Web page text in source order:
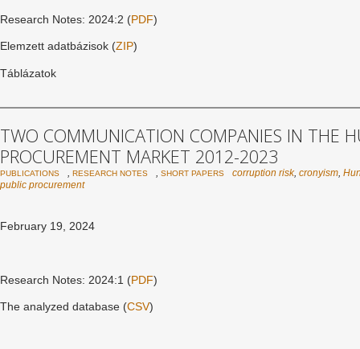
Research Notes: 2024:2 (PDF)
Elemzett adatbázisok (ZIP)
Táblázatok
TWO COMMUNICATION COMPANIES IN THE
PROCUREMENT MARKET 2012-2023
PUBLICATIONS , RESEARCH NOTES , SHORT PAPERS corruption risk, cronyism,
public procurement
February 19, 2024
Research Notes: 2024:1 (PDF)
The analyzed database (CSV)